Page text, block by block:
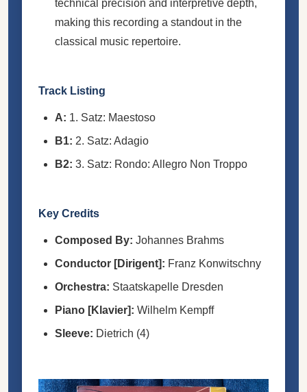
technical precision and interpretive depth,
making this recording a standout in the
classical music repertoire.
Track Listing
A: 1. Satz: Maestoso
B1: 2. Satz: Adagio
B2: 3. Satz: Rondo: Allegro Non Troppo
Key Credits
Composed By: Johannes Brahms
Conductor [Dirigent]: Franz Konwitschny
Orchestra: Staatskapelle Dresden
Piano [Klavier]: Wilhelm Kempff
Sleeve: Dietrich (4)